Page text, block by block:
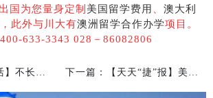
国为您量身定制 美国留学费用
澳大利
此外与川大有澳洲留学合作办学项目。
633-3343 028－86082806